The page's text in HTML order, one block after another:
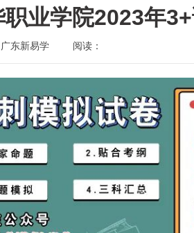
业学院2023年
东新易学 阅读：